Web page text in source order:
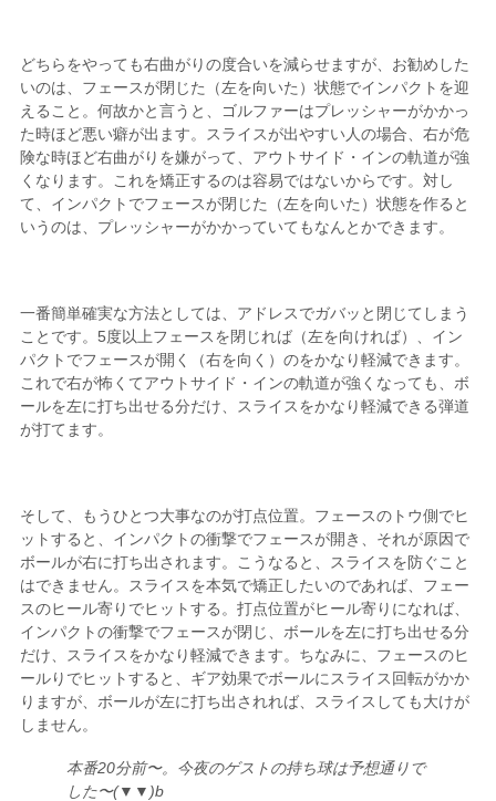
どちらをやっても右曲がりの度合いを減らせますが、お勧めした
いのは、フェースが閉じた（左を向いた）状態でインパクトを迎
えること。何故かと言うと、ゴルファーはプレッシャーがかかっ
た時ほど悪い癖が出ます。スライスが出やすい人の場合、右が危
険な時ほど右曲がりを嫌がって、アウトサイド・インの軌道が強
くなります。これを矯正するのは容易ではないからです。対し
て、インパクトでフェースが閉じた（左を向いた）状態を作ると
いうのは、プレッシャーがかかっていてもなんとかできます。
一番簡単確実な方法としては、アドレスでガバッと閉じてしまう
ことです。5度以上フェースを閉じれば（左を向ければ）、イン
パクトでフェースが開く（右を向く）のをかなり軽減できます。
これで右が怖くてアウトサイド・インの軌道が強くなっても、ボ
ールを左に打ち出せる分だけ、スライスをかなり軽減できる弾道
が打てます。
そして、もうひとつ大事なのが打点位置。フェースのトウ側でヒ
ットすると、インパクトの衝撃でフェースが開き、それが原因で
ボールが右に打ち出されます。こうなると、スライスを防ぐこと
はできません。スライスを本気で矯正したいのであれば、フェー
スのヒール寄りでヒットする。打点位置がヒール寄りになれば、
インパクトの衝撃でフェースが閉じ、ボールを左に打ち出せる分
だけ、スライスをかなり軽減できます。ちなみに、フェースのヒ
ールりでヒットすると、ギア効果でボールにスライス回転がかか
りますが、ボールが左に打ち出されれば、スライスしても大けが
しません。
本番20分前〜。今夜のゲストの持ち球は予想通りで
した〜(▼▼)b